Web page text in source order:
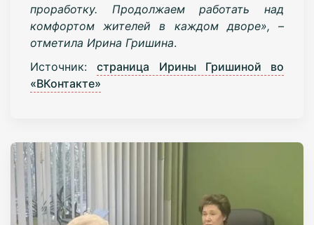
проработку. Продолжаем работать над
комфортом жителей в каждом дворе», –
отметила Ирина Гришина.
Источник:страница Ирины Гришиной во
«ВКонтакте»